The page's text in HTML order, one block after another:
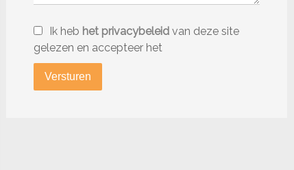
Ik heb het privacybeleidvan deze site
gelezen en accepteer het
Versturen